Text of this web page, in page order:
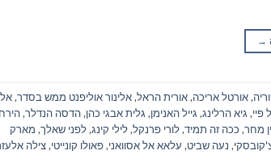
→
,אורטל אריכה,אורית הראל,אלינור אוליפנט ממש בסדר,
פיי, גיא הרלינג, גייל האנימן, גלית אבגי כהן,הדסה הנדלר,
מחר, ככה זה תמיד,לורי פרנקל,לילי קינג,לפני שאלך, מארק
, נעה שביט, עלאא אל אסוואני,פאולו קונייטי,צילה